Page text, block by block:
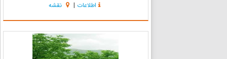
تابستان از انواع گل‌های شقایق و گیاهان وحشی و
همچنین آویشن خوش عطر کوهستان...
اطلاعات | نقشه